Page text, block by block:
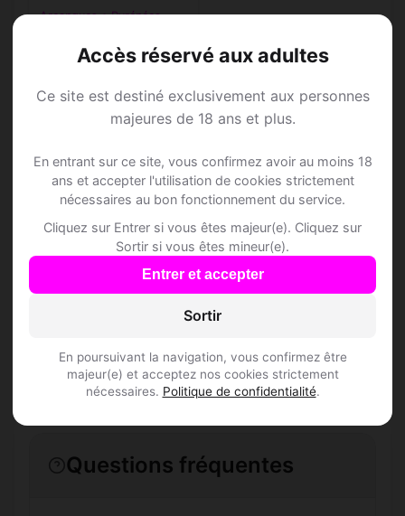
Accès réservé aux adultes
Ce site est destiné exclusivement aux personnes
majeures de 18 ans et plus.
En entrant sur ce site, vous confirmez avoir au moins 18
ans et accepter l'utilisation de cookies strictement
nécessaires au bon fonctionnement du service.
Cliquez sur Entrer si vous êtes majeur(e). Cliquez sur
Sortir si vous êtes mineur(e).
Entrer et accepter
Sortir
En poursuivant la navigation, vous confirmez être
majeur(e) et acceptez nos cookies strictement
nécessaires. Politique de confidentialité.
Arcangues • Pyrénées-
Speed Dating à
Arcangues
Rejoins les membres de Arcangues et des
alentours !
Questions fréquentes